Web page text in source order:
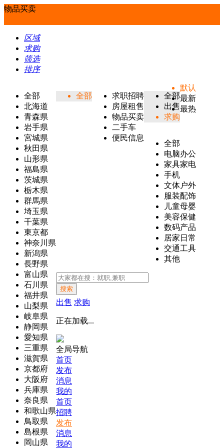
物品买卖
区域
求购
筛选
排序
全部
北海道
青森県
岩手県
宮城県
秋田県
山形県
福島県
茨城県
栃木県
群馬県
埼玉県
千葉県
東京都
神奈川県
新潟県
長野県
富山県
石川県
福井県
山梨県
岐阜県
静岡県
愛知県
三重県
滋賀県
京都府
大阪府
兵庫県
奈良県
和歌山県
鳥取県
島根県
岡山県
全部
求职招聘
房屋租售
物品买卖
二手车
便民信息
全部
出售
求购
全部
电脑办公
家具家电
手机
文体户外
服装配饰
儿童母婴
美容保健
数码产品
居家日常
交通工具
其他
默认
最新
最热
搜索
出售 求购
正在加载...
全局导航
首页
发布
消息
我的
首页
招聘
发布
消息
我的